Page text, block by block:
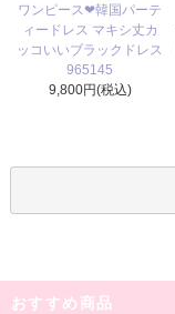
ワンピース❤韓国パーテ
ィードレス マキシ丈カ
ッコいいブラックドレス
965145
9,800円(税込)
おすすめ商品